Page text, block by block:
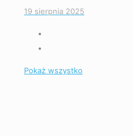
19 sierpnia 2025
Pokaż wszystko